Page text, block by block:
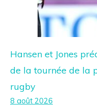
Hansen et Jones
de la tournée de la
rugby
8 août 2026